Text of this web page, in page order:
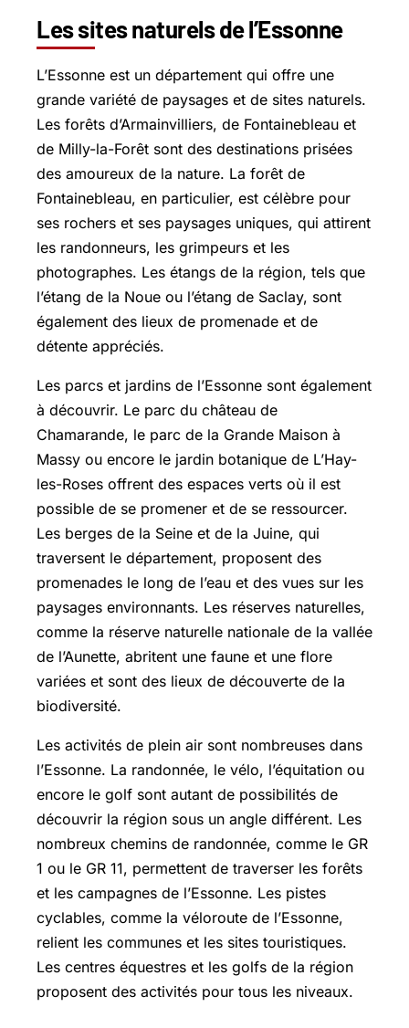
Les sites naturels de l’Essonne
L’Essonne est un département qui offre une
grande variété de paysages et de sites naturels.
Les forêts d’Armainvilliers, de Fontainebleau et
de Milly-la-Forêt sont des destinations prisées
des amoureux de la nature. La forêt de
Fontainebleau, en particulier, est célèbre pour
ses rochers et ses paysages uniques, qui attirent
les randonneurs, les grimpeurs et les
photographes. Les étangs de la région, tels que
l’étang de la Noue ou l’étang de Saclay, sont
également des lieux de promenade et de
détente appréciés.
Les parcs et jardins de l’Essonne sont également
à découvrir. Le parc du château de
Chamarande, le parc de la Grande Maison à
Massy ou encore le jardin botanique de L’Hay-
les-Roses offrent des espaces verts où il est
possible de se promener et de se ressourcer.
Les berges de la Seine et de la Juine, qui
traversent le département, proposent des
promenades le long de l’eau et des vues sur les
paysages environnants. Les réserves naturelles,
comme la réserve naturelle nationale de la vallée
de l’Aunette, abritent une faune et une flore
variées et sont des lieux de découverte de la
biodiversité.
Les activités de plein air sont nombreuses dans
l’Essonne. La randonnée, le vélo, l’équitation ou
encore le golf sont autant de possibilités de
découvrir la région sous un angle différent. Les
nombreux chemins de randonnée, comme le GR
1 ou le GR 11, permettent de traverser les forêts
et les campagnes de l’Essonne. Les pistes
cyclables, comme la véloroute de l’Essonne,
relient les communes et les sites touristiques.
Les centres équestres et les golfs de la région
proposent des activités pour tous les niveaux.